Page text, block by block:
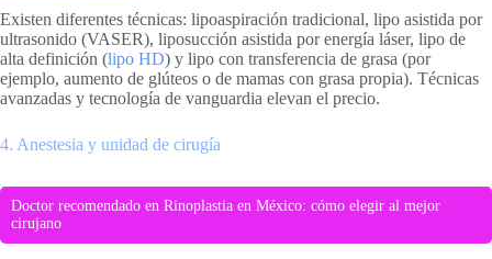
Existen diferentes técnicas: lipoaspiración tradicional, lipo asistida por
ultrasonido (VASER), liposucción asistida por energía láser, lipo de
alta definición (lipo HD) y lipo con transferencia de grasa (por
ejemplo, aumento de glúteos o de mamas con grasa propia). Técnicas
avanzadas y tecnología de vanguardia elevan el precio.
4. Anestesia y unidad de cirugía
Doctor recomendado en Rinoplastia en México: cómo elegir al mejor
cirujano